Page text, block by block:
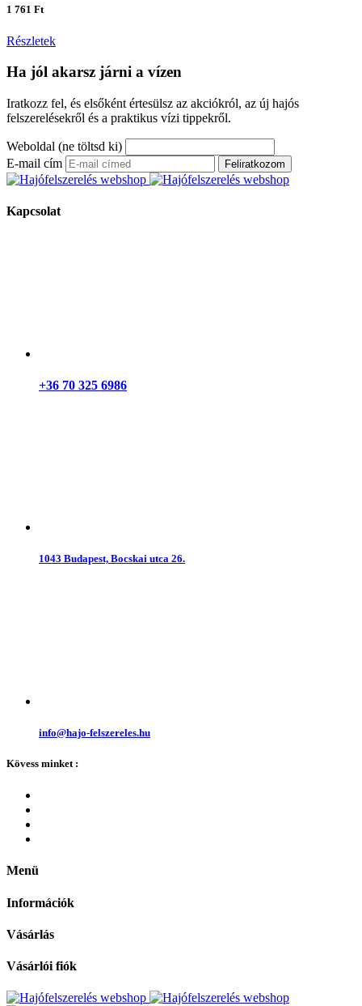
1 761 Ft
Részletek
Ha jól akarsz járni a vízen
Iratkozz fel, és elsőként értesülsz az akciókról, az új hajós
felszerelésekről és a praktikus vízi tippekről.
Weboldal (ne töltsd ki)
E-mail cím
Feliratkozom
Kapcsolat
+36 70 325 6986
1043 Budapest, Bocskai utca 26.
info@hajo-felszereles.hu
Kövess minket :
Menü
Információk
Vásárlás
Vásárlói fiók